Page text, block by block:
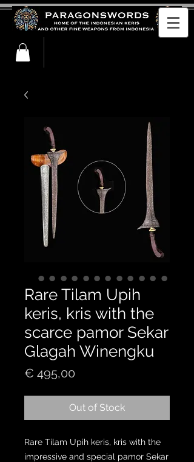
Rare Tilam Upih
keris, kris with the
scarce pamor Sekar
Glagah Winengku
€ 495,00
Out of Stock
Rare Tilam Upih keris, kris with the
impressive and special pamor Sekar